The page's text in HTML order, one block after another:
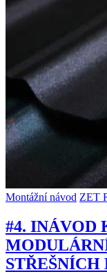
Montážní návod ZET
#4. INÁVOD